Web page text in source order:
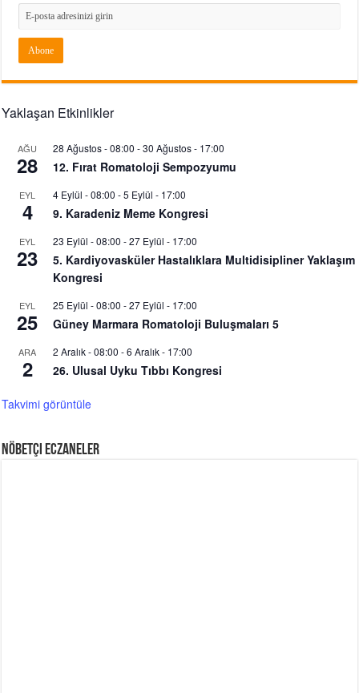
Yaklaşan Etkinlikler
AĞU
28
28 Ağustos - 08:00 -30 Ağustos - 17:00
12. Fırat Romatoloji Sempozyumu
EYL
4
4 Eylül - 08:00 -5 Eylül - 17:00
9. Karadeniz Meme Kongresi
EYL
23
23 Eylül - 08:00 -27 Eylül - 17:00
5. Kardiyovasküler Hastalıklara Multidisipliner Yaklaşım
Kongresi
EYL
25
25 Eylül - 08:00 -27 Eylül - 17:00
Güney Marmara Romatoloji Buluşmaları 5
ARA
2
2 Aralık - 08:00 -6 Aralık - 17:00
26. Ulusal Uyku Tıbbı Kongresi
Takvimi görüntüle
Nöbetçi Eczaneler